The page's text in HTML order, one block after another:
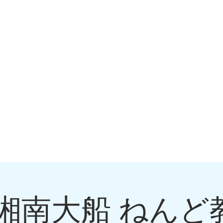
南大船 ねん